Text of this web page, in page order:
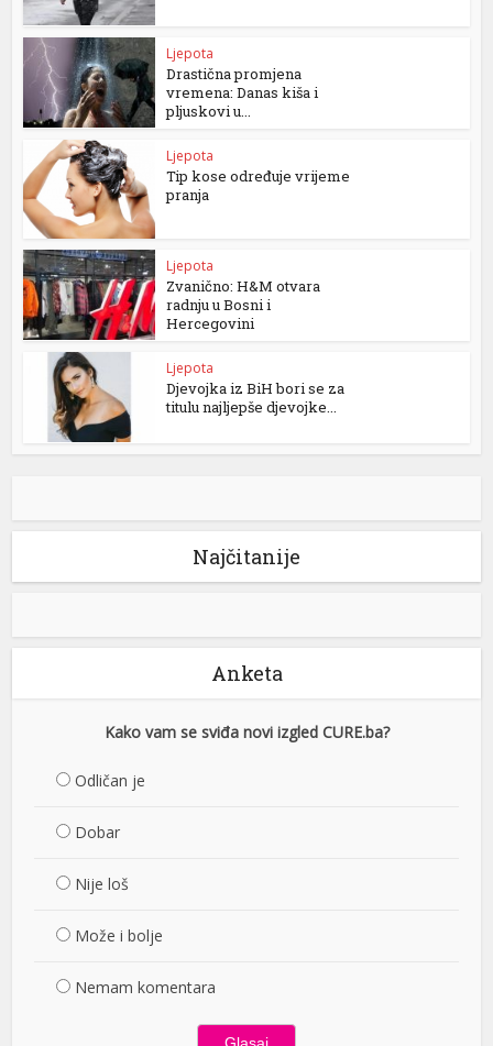
Ljepota
Drastična promjena
vremena: Danas kiša i
pljuskovi u...
Ljepota
Tip kose određuje vrijeme
pranja
Ljepota
Zvanično: H&M otvara
radnju u Bosni i
Hercegovini
Ljepota
Djevojka iz BiH bori se za
titulu najljepše djevojke...
Najčitanije
Anketa
Kako vam se sviđa novi izgled CURE.ba?
Odličan je
Dobar
Nije loš
Može i bolje
Nemam komentara